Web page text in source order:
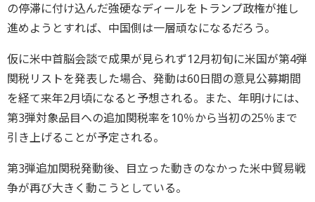
の停滞に付け込んだ強硬なディールをトランプ政権が推し
進めようとすれば、中国側は一層頑なになるだろう。
仮に米中首脳会談で成果が見られず12月初旬に米国が第4弾
関税リストを発表した場合、発動は60日間の意見公募期間
を経て来年2月頃になると予想される。また、年明けには、
第3弾対象品目への追加関税率を10％から当初の25％まで
引き上げることが予定される。
第3弾追加関税発動後、目立った動きのなかった米中貿易戦
争が再び大きく動こうとしている。